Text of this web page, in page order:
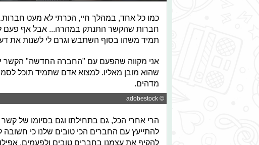
כמו כל אחד, במהלך חיי, הכרתי לא מעט חברות.
חברות שהקשר התנתק במהרה... אבל אף פעם
תמיד משהו בסוף השתבש וגרם לי לשנות את
אני מקווה שהפעם עם "החברה החדשה" הקשר
שהוא מובן מאליו. למצוא אדם שתמיד תוכל
מדהים.
© adobestock
הרי אחרי הכל, גם בתחילתו וגם בסיומו של
להתייעץ עם החברים הכי טובים שלנו כי
להקיף את עצמנו בחברים טובים ולפעמים,